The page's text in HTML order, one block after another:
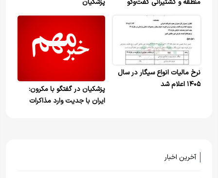
منطقه و کشتیرانی گفت‌وگو
پزشکیان
نرخ مالیات انواع سیگار در سال
۱۴۰۵ اعلام شد
پزشکیان در گفتگو با مکرون:
ایران با جدیت وارد مذاکرات
آخرین اخبار